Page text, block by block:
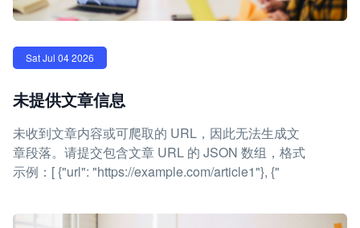
Sat Jul 04 2026
未提供文章信息
未收到文章内容或可爬取的 URL，因此无法生成文
章段落。请提交包含文章 URL 的 JSON 数组，格式
示例：[ {"url": "https://example.com/article1"}, {"